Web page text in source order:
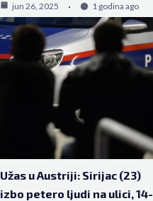
jun 26, 2025 1 godina ago
Užas u Austriji: Sirijac (23)
izbo petero ljudi na ulici, 14-